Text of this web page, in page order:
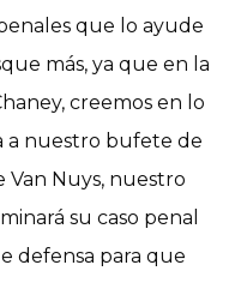
que lo ayude
más, ya que en la
creemos en lo
a nuestro bufete de
Van Nuys, nuestro
su caso penal
defensa para que